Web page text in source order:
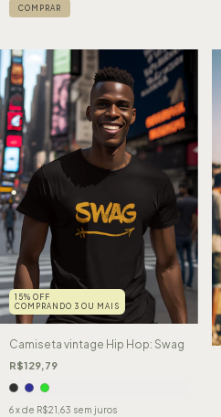
COMPRAR
15% OFF
COMPRANDO 3 OU MAIS
Camiseta vintage Hip Hop: Swag
R$129,79
6x de R$21,63 sem juros